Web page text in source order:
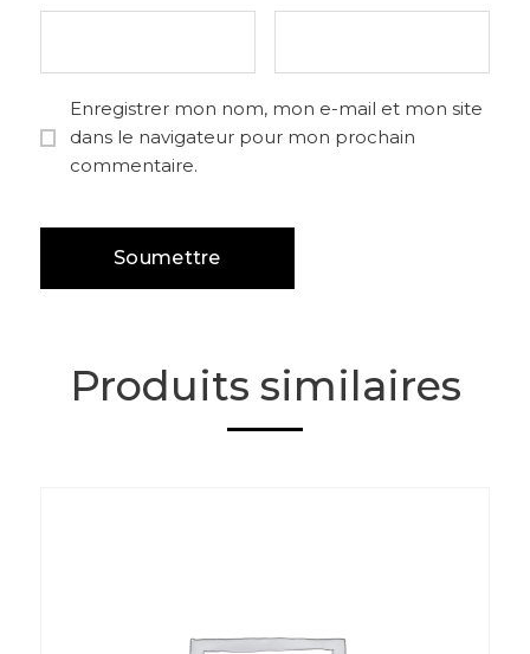
Enregistrer mon nom, mon e-mail et mon site
dans le navigateur pour mon prochain
commentaire.
Produits similaires